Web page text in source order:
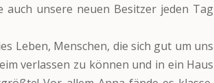
auch unsere neuen Besitzer jeden Tag
Leben, Menschen, die sich gut um uns
verlassen zu können und in ein Haus